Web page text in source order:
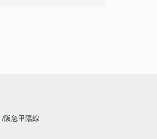
阪急甲陽線